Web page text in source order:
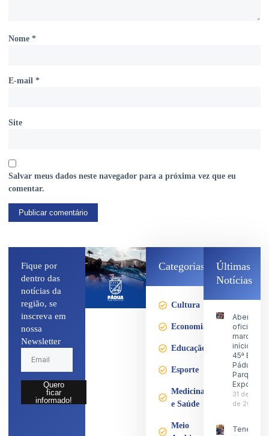
Nome *
E-mail *
Site
Salvar meus dados neste navegador para a próxima vez que eu
comentar.
Fique por
dentro das
notícias da
região, se
inscreva em
nossa
Newsletter
Quero
ficar
informado!
Categorias
Cultura
Economia
Educação
Esporte
Medicina
e Saúde
Meio
Últimas
Notícias
Abertura
oficial
marca o
início da
45ª Expo
Pádua no
Parque de
31 de julho
de 2026
Tenente